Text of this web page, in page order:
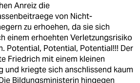
Anreiz die
von Nicht-
zu erhoehen, da sie sich
einem erhoehten Verletzungsrisiko
Potential, Potential, Potential!!! Der
Friedrich mit einem kleinen
und kriegte sich anschlissend kaum
Bildungsministerin hingegen